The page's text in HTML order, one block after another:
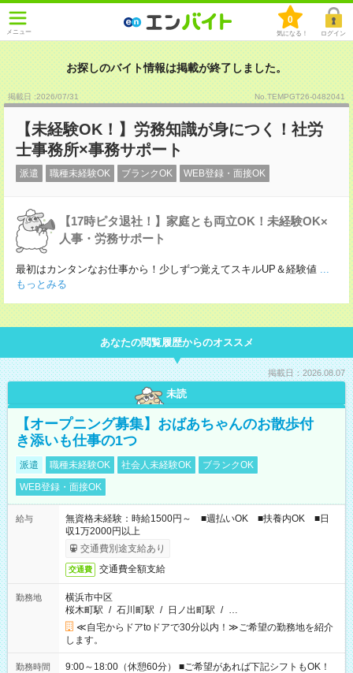
メニュー
0
気になる！ ログイン
お探しのバイト情報は掲載が終了しました。
掲載日 :2026/07/31 No.TEMPGT26-0482041
【未経験OK！】労務知識が身につく！社労
士事務所×事務サポート
派遣 職種未経験OK ブランクOK WEB登録・面接OK
【17時ピタ退社！】家庭とも両立OK！未経験OK×
人事・労務サポート
最初はカンタンなお仕事から！少しずつ覚えてスキルUP＆経験値 ...
もっとみる
あなたの閲覧履歴からのオススメ
掲載日：2026.08.07
未読
【オープニング募集】おばあちゃんのお散歩付
き添いも仕事の1つ
派遣 職種未経験OK 社会人未経験OK
ブランクOK
WEB登録・面接OK
給与
無資格未経験：時給1500円～ ■週払いOK ■扶養内OK ■日
収1万2000円以上
交通費別途支給あり
交通費 交通費全額支給
勤務地
横浜市中区
桜木町駅 / 石川町駅 / 日ノ出町駅 / …
≪自宅からドアtoドアで30分以内！≫ご希望の勤務地を紹介
します。
勤務時間
9:00～18:00（休憩60分） ■ご希望があれば下記シフトもOK！